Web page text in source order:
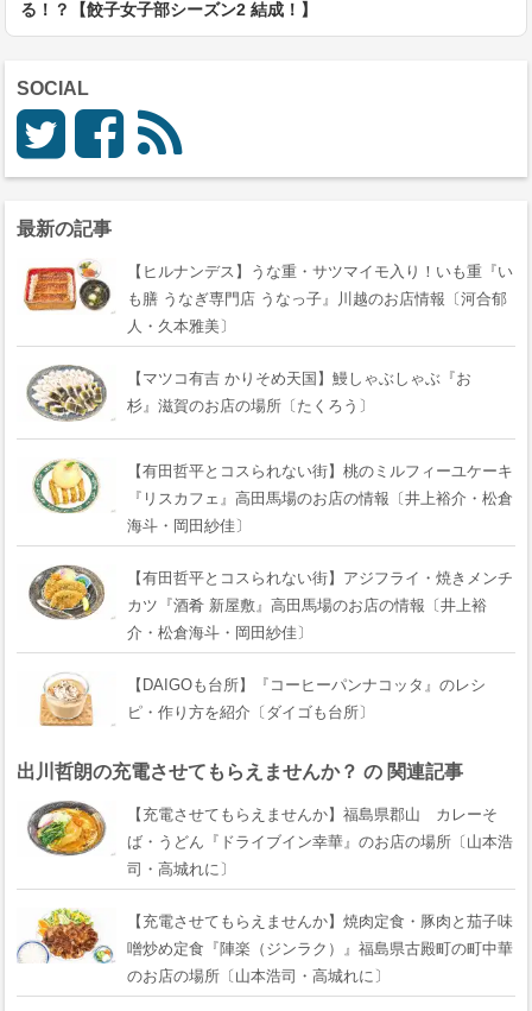
る！？【餃子女子部シーズン2 結成！】
SOCIAL
最新の記事
【ヒルナンデス】うな重・サツマイモ入り！いも重『い
も膳 うなぎ専門店 うなっ子』川越のお店情報〔河合郁
人・久本雅美〕
【マツコ有吉 かりそめ天国】鰻しゃぶしゃぶ『おゝ
杉』滋賀のお店の場所〔たくろう〕
【有田哲平とコスられない街】桃のミルフィーユケーキ
『リスカフェ』高田馬場のお店の情報〔井上裕介・松倉
海斗・岡田紗佳〕
【有田哲平とコスられない街】アジフライ・焼きメンチ
カツ『酒肴 新屋敷』高田馬場のお店の情報〔井上裕
介・松倉海斗・岡田紗佳〕
【DAIGOも台所】『コーヒーパンナコッタ』のレシ
ピ・作り方を紹介〔ダイゴも台所〕
出川哲朗の充電させてもらえませんか？ の 関連記事
【充電させてもらえませんか】福島県郡山 カレーそ
ば・うどん『ドライブイン幸華』のお店の場所〔山本浩
司・高城れに〕
【充電させてもらえませんか】焼肉定食・豚肉と茄子味
噌炒め定食『陣楽（ジンラク）』福島県古殿町の町中華
のお店の場所〔山本浩司・高城れに〕